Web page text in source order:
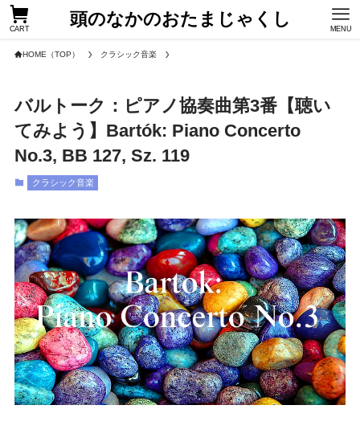
頭のなかのおたまじゃくし
CART MENU
HOME（TOP） クラシック音楽
バルトーク：ピアノ協奏曲第3番【聴い
てみよう】Bartók: Piano Concerto
No.3, BB 127, Sz. 119
クラシック音楽